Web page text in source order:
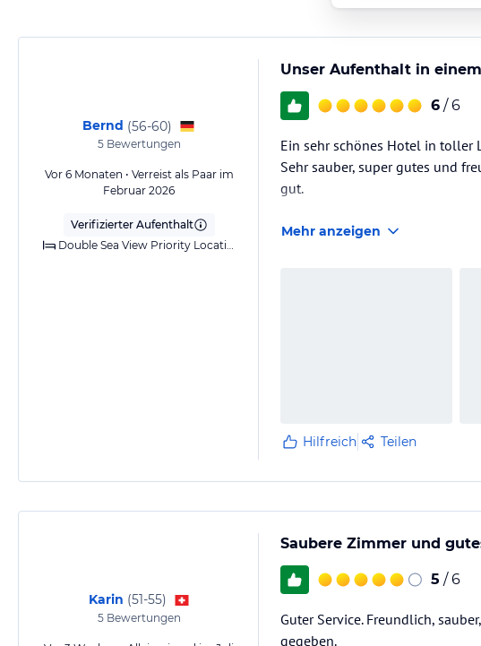
Bernd (56-60)
5Bewertungen
Vor 6 Monaten • Verreist als Paar im
Februar 2026
Verifizierter Aufenthalt
Double Sea View Priority Location
Unser Aufenthalt in
6 / 6
Ein sehr schönes Hotel in toller
Sehr sauber, super gutes und
gut.
Mehr anzeigen
Hilfreich Teilen
Karin (51-55)
5Bewertungen
Saubere Zimmer und
5 / 6
Guter Service. Freundlich,
gegeben.